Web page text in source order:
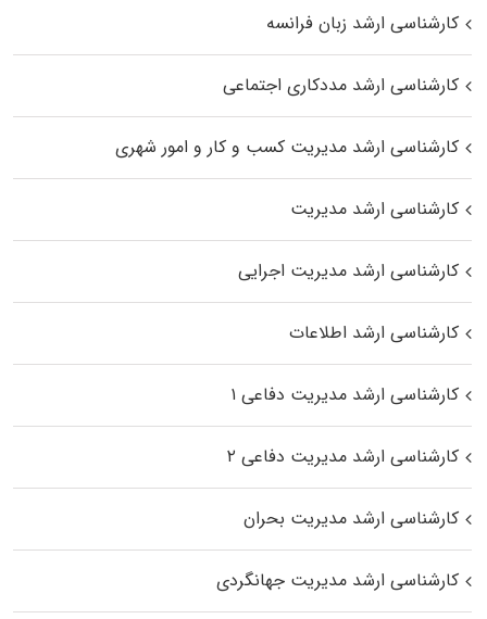
کارشناسی ارشد زبان فرانسه
کارشناسی ارشد مددکاری اجتماعی
کارشناسی ارشد مدیریت کسب و کار و امور شهری
کارشناسی ارشد مدیریت
کارشناسی ارشد مدیریت اجرایی
کارشناسی ارشد اطلاعات
کارشناسی ارشد مدیریت دفاعی ۱
کارشناسی ارشد مدیریت دفاعی ۲
کارشناسی ارشد مدیریت بحران
کارشناسی ارشد مدیریت جهانگردی